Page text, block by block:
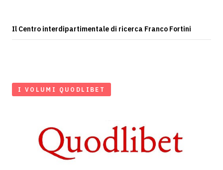
Il Centro interdipartimentale di ricerca Franco Fortini
I VOLUMI QUODLIBET